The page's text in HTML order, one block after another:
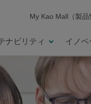
My Kao Mall（製品
ナビリティ イノ